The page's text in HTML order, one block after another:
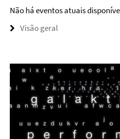
Não há eventos atuais
Visão geral